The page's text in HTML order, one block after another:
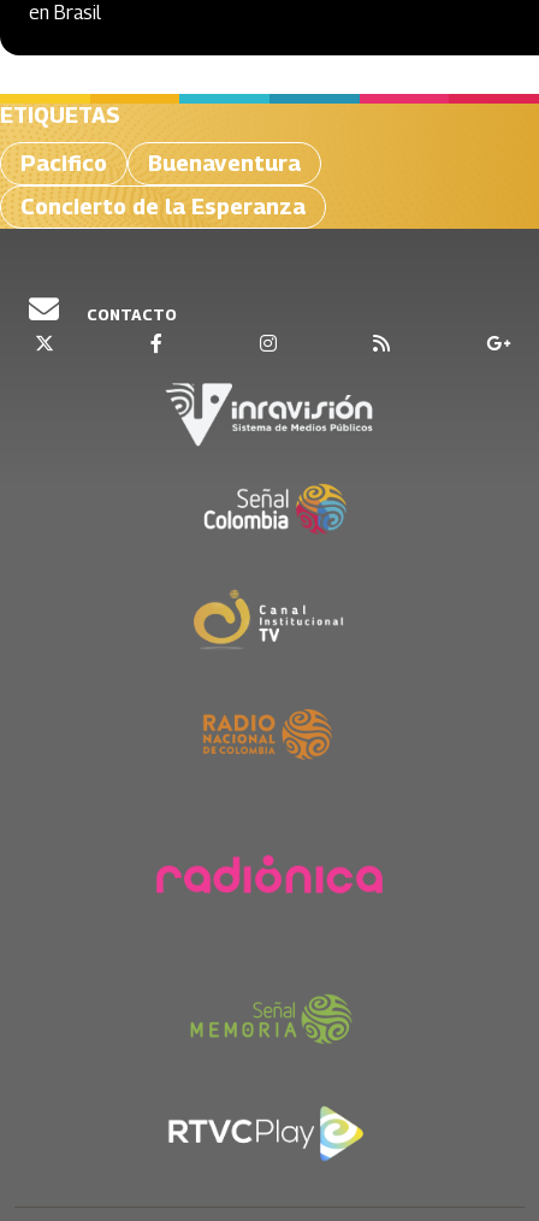
en Brasil
ETIQUETAS
Pacifico
Buenaventura
Concierto de la Esperanza
CONTACTO